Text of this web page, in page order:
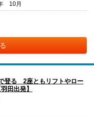
10月
登る 2座ともリフトやロー
田出発】